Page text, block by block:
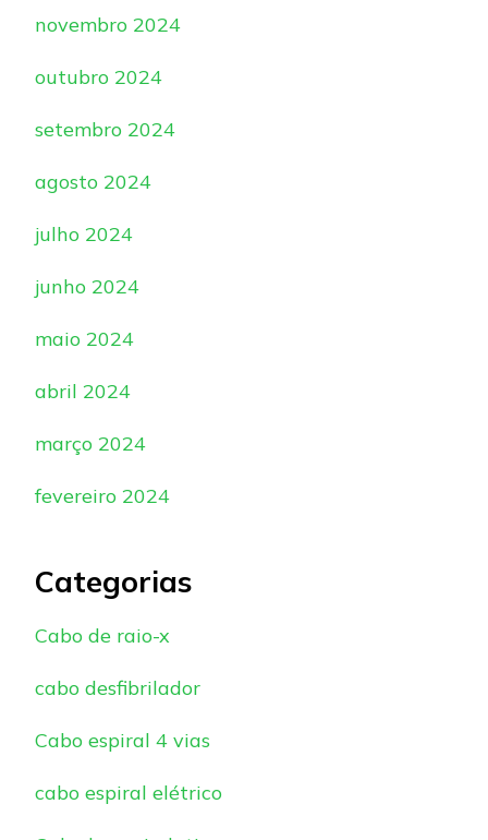
novembro 2024
outubro 2024
setembro 2024
agosto 2024
julho 2024
junho 2024
maio 2024
abril 2024
março 2024
fevereiro 2024
Categorias
Cabo de raio-x
cabo desfibrilador
Cabo espiral 4 vias
cabo espiral elétrico